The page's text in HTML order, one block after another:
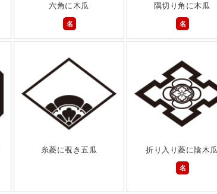
六角に木瓜
名
隅切り角に木瓜
名
糸菱に覗き五瓜
折り入り菱に陰木瓜
名